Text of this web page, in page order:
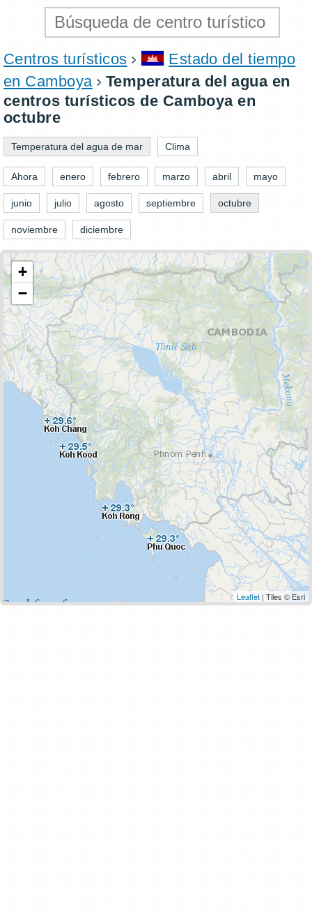
Centros turísticos
Estado del tiempo
en Camboya
Temperatura del agua en
centros turísticos de Camboya en
octubre
Temperatura del agua de mar Clima
Ahora enero febrero marzo abril mayo
junio julio agosto septiembre octubre
noviembre diciembre
+
−
Leaflet | Tiles © Esri